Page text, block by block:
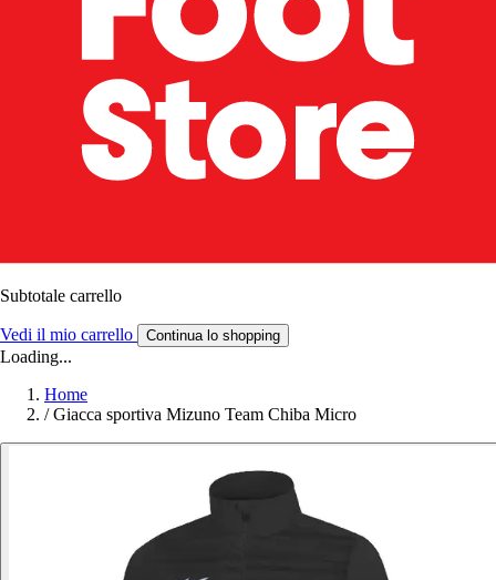
Subtotale carrello
Vedi il mio carrello Continua lo shopping
Loading...
Home
/ Giacca sportiva Mizuno Team Chiba Micro